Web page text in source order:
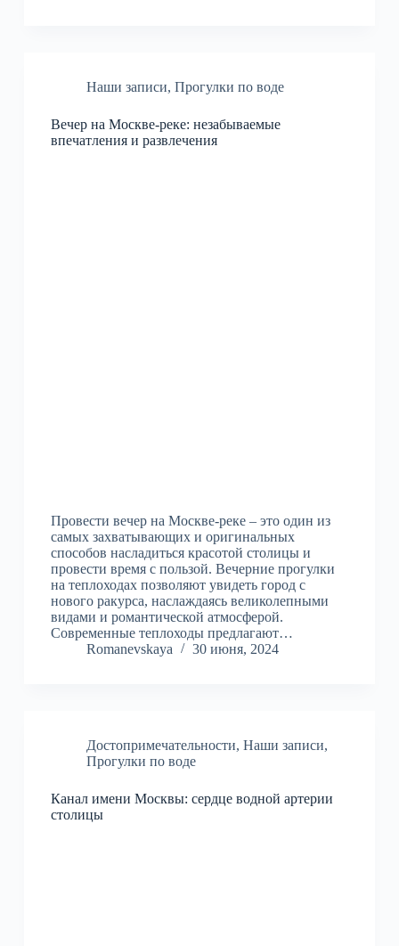
Наши записи, Прогулки по воде
Вечер на Москве-реке: незабываемые
впечатления и развлечения
Провести вечер на Москве-реке – это один из
самых захватывающих и оригинальных
способов насладиться красотой столицы и
провести время с пользой. Вечерние прогулки
на теплоходах позволяют увидеть город с
нового ракурса, наслаждаясь великолепными
видами и романтической атмосферой.
Современные теплоходы предлагают…
Romanevskaya
30 июня, 2024
Достопримечательности, Наши записи,
Прогулки по воде
Канал имени Москвы: сердце водной артерии
столицы